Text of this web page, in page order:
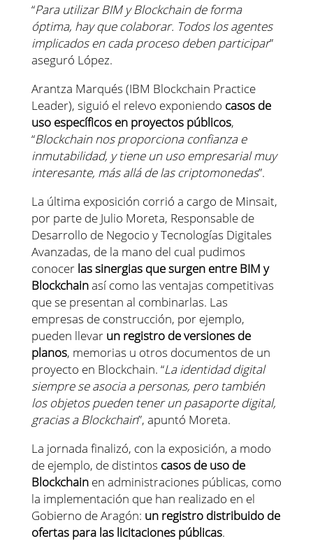
“Para utilizar BIM y Blockchain de forma
óptima, hay que colaborar. Todos los agentes
implicados en cada proceso deben participar”
aseguró López.
Arantza Marqués (IBM Blockchain Practice
Leader), siguió el relevo exponiendo casos de
uso específicos en proyectos públicos,
“Blockchain nos proporciona confianza e
inmutabilidad, y tiene un uso empresarial muy
interesante, más allá de las criptomonedas”.
La última exposición corrió a cargo de Minsait,
por parte de Julio Moreta, Responsable de
Desarrollo de Negocio y Tecnologías Digitales
Avanzadas, de la mano del cual pudimos
conocer las sinergias que surgen entre BIM y
Blockchainasí como las ventajas competitivas
que se presentan al combinarlas. Las
empresas de construcción, por ejemplo,
pueden llevar un registro de versiones de
planos, memorias u otros documentos de un
proyecto en Blockchain. “La identidad digital
siempre se asocia a personas, pero también
los objetos pueden tener un pasaporte digital,
gracias a Blockchain”, apuntó Moreta.
La jornada finalizó, con la exposición, a modo
de ejemplo, de distintos casos de uso de
Blockchainen administraciones públicas, como
la implementación que han realizado en el
Gobierno de Aragón: un registro distribuido de
ofertas para las licitaciones públicas.